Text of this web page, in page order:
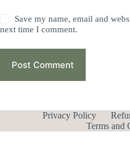
Save my name, email and
next time I comment.
Post Comment
Privacy Policy
Terms and